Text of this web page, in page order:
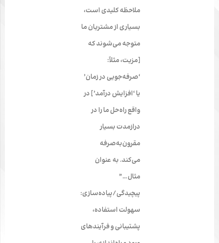
ملاحظه کلیدی است،
بسیاری از مشتریان ما
متوجه می‌شوند که
[مزیت، مثلاً:
‘صرفه‌جویی در زمان’
یا ‘افزایش درآمد’] در
واقع راه‌حل ما را در
درازمدت بسیار
مقرون‌به‌صرفه
می‌کند. به عنوان
مثال…”
پیچیدگی/پیاده‌سازی:
سهولت استفاده،
پشتیبانی و فرآیندهای